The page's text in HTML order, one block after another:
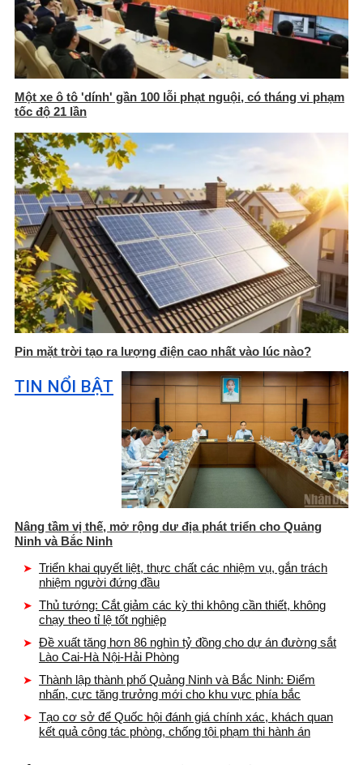
Một xe ô tô 'dính' gần 100 lỗi phạt nguội, có tháng vi phạm
tốc độ 21 lần
Pin mặt trời tạo ra lượng điện cao nhất vào lúc nào?
TIN NỔI BẬT
Nâng tầm vị thế, mở rộng dư địa phát triển cho Quảng
Ninh và Bắc Ninh
Triển khai quyết liệt, thực chất các nhiệm vụ, gắn trách
nhiệm người đứng đầu
Thủ tướng: Cắt giảm các kỳ thi không cần thiết, không
chạy theo tỉ lệ tốt nghiệp
Đề xuất tăng hơn 86 nghìn tỷ đồng cho dự án đường sắt
Lào Cai-Hà Nội-Hải Phòng
Thành lập thành phố Quảng Ninh và Bắc Ninh: Điểm
nhấn, cực tăng trưởng mới cho khu vực phía bắc
Tạo cơ sở để Quốc hội đánh giá chính xác, khách quan
kết quả công tác phòng, chống tội phạm thi hành án